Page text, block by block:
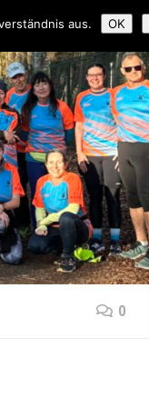
& Kontakt
0
aus. OK